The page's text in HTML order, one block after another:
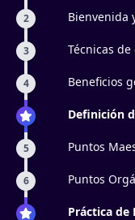
2
Bienvenida
3 Técnicas
4 Beneficios
Definición
5 Puntos
6 Puntos
Práctica de